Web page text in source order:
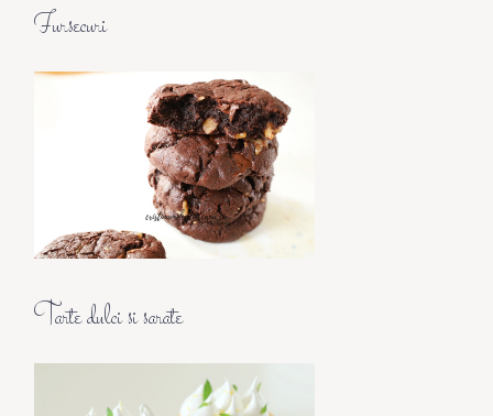
Fursecuri
Tarte dulci si sarate